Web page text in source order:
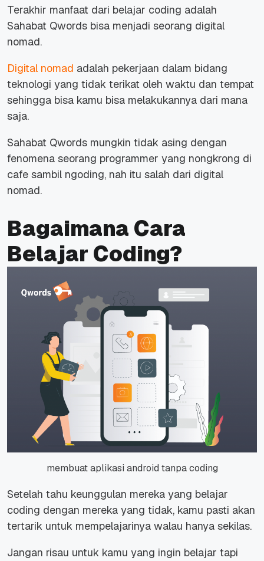
Terakhir manfaat dari belajar coding adalah
Sahabat Qwords bisa menjadi seorang digital
nomad.
Digital nomad adalah pekerjaan dalam bidang
teknologi yang tidak terikat oleh waktu dan tempat
sehingga bisa kamu bisa melakukannya dari mana
saja.
Sahabat Qwords mungkin tidak asing dengan
fenomena seorang programmer yang nongkrong di
cafe sambil ngoding, nah itu salah dari digital
nomad.
Bagaimana Cara
Belajar Coding?
membuat aplikasi android tanpa coding
Setelah tahu keunggulan mereka yang belajar
coding dengan mereka yang tidak, kamu pasti akan
tertarik untuk mempelajarinya walau hanya sekilas.
Jangan risau untuk kamu yang ingin belajar tapi